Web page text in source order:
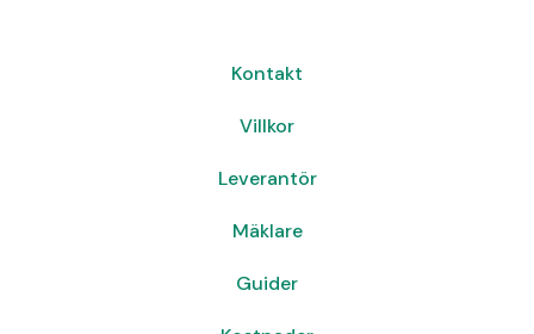
Kontakt
Villkor
Leverantör
Mäklare
Guider